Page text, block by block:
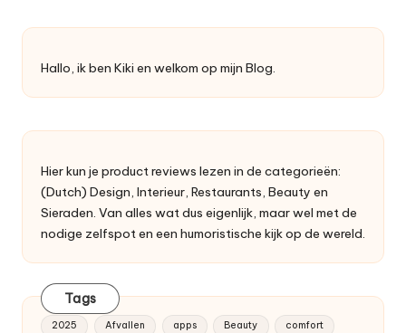
Hallo, ik ben Kiki en welkom op mijn Blog.
Hier kun je product reviews lezen in de categorieën:
(Dutch) Design, Interieur, Restaurants, Beauty en
Sieraden. Van alles wat dus eigenlijk, maar wel met de
nodige zelfspot en een humoristische kijk op de wereld.
Tags
2025 Afvallen apps Beauty comfort